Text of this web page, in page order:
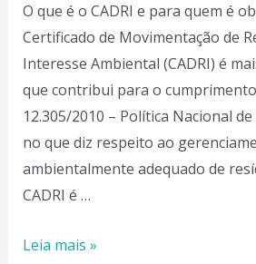
O que é o CADRI e para quem é
Certificado de Movimentação de
Interesse Ambiental (CADRI) é
que contribui para o
12.305/2010 – Política Nacional
no que diz respeito ao
ambientalmente adequado de
CADRI é …
CADRI
Leia mais »